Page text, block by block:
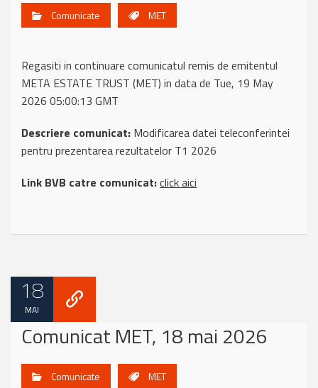
Comunicate MET
Regasiti in continuare comunicatul remis de emitentul
META ESTATE TRUST (MET) in data de Tue, 19 May
2026 05:00:13 GMT
Descriere comunicat: Modificarea datei teleconferintei
pentru prezentarea rezultatelor T1 2026
Link BVB catre comunicat:click aici
18
MAI
Comunicat MET, 18 mai 2026
Comunicate MET